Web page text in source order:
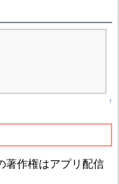
↑
著作権はアプリ配信